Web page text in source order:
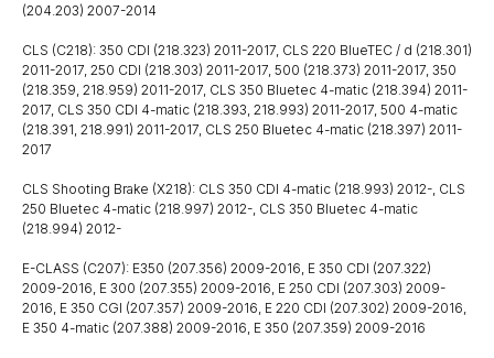
(204.203) 2007-2014
CLS (C218): 350 CDI (218.323) 2011-2017, CLS 220 BlueTEC / d (218.301)
2011-2017, 250 CDI (218.303) 2011-2017, 500 (218.373) 2011-2017, 350
(218.359, 218.959) 2011-2017, CLS 350 Bluetec 4-matic (218.394) 2011-
2017, CLS 350 CDI 4-matic (218.393, 218.993) 2011-2017, 500 4-matic
(218.391, 218.991) 2011-2017, CLS 250 Bluetec 4-matic (218.397) 2011-
2017
CLS Shooting Brake (X218): CLS 350 CDI 4-matic (218.993) 2012-, CLS
250 Bluetec 4-matic (218.997) 2012-, CLS 350 Bluetec 4-matic
(218.994) 2012-
E-CLASS (C207): E350 (207.356) 2009-2016, E 350 CDI (207.322)
2009-2016, E 300 (207.355) 2009-2016, E 250 CDI (207.303) 2009-
2016, E 350 CGI (207.357) 2009-2016, E 220 CDI (207.302) 2009-2016,
E 350 4-matic (207.388) 2009-2016, E 350 (207.359) 2009-2016